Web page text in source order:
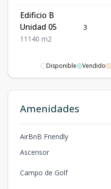
Edificio B
Unidad 05
1 1 1 40 m2
3
Disponible Vendido
Amenidades
AirBnB Friendly
Ascensor
Campo de Golf